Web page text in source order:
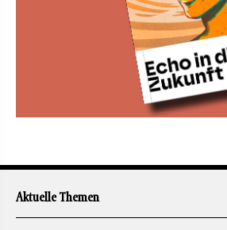
Aktuelle Themen